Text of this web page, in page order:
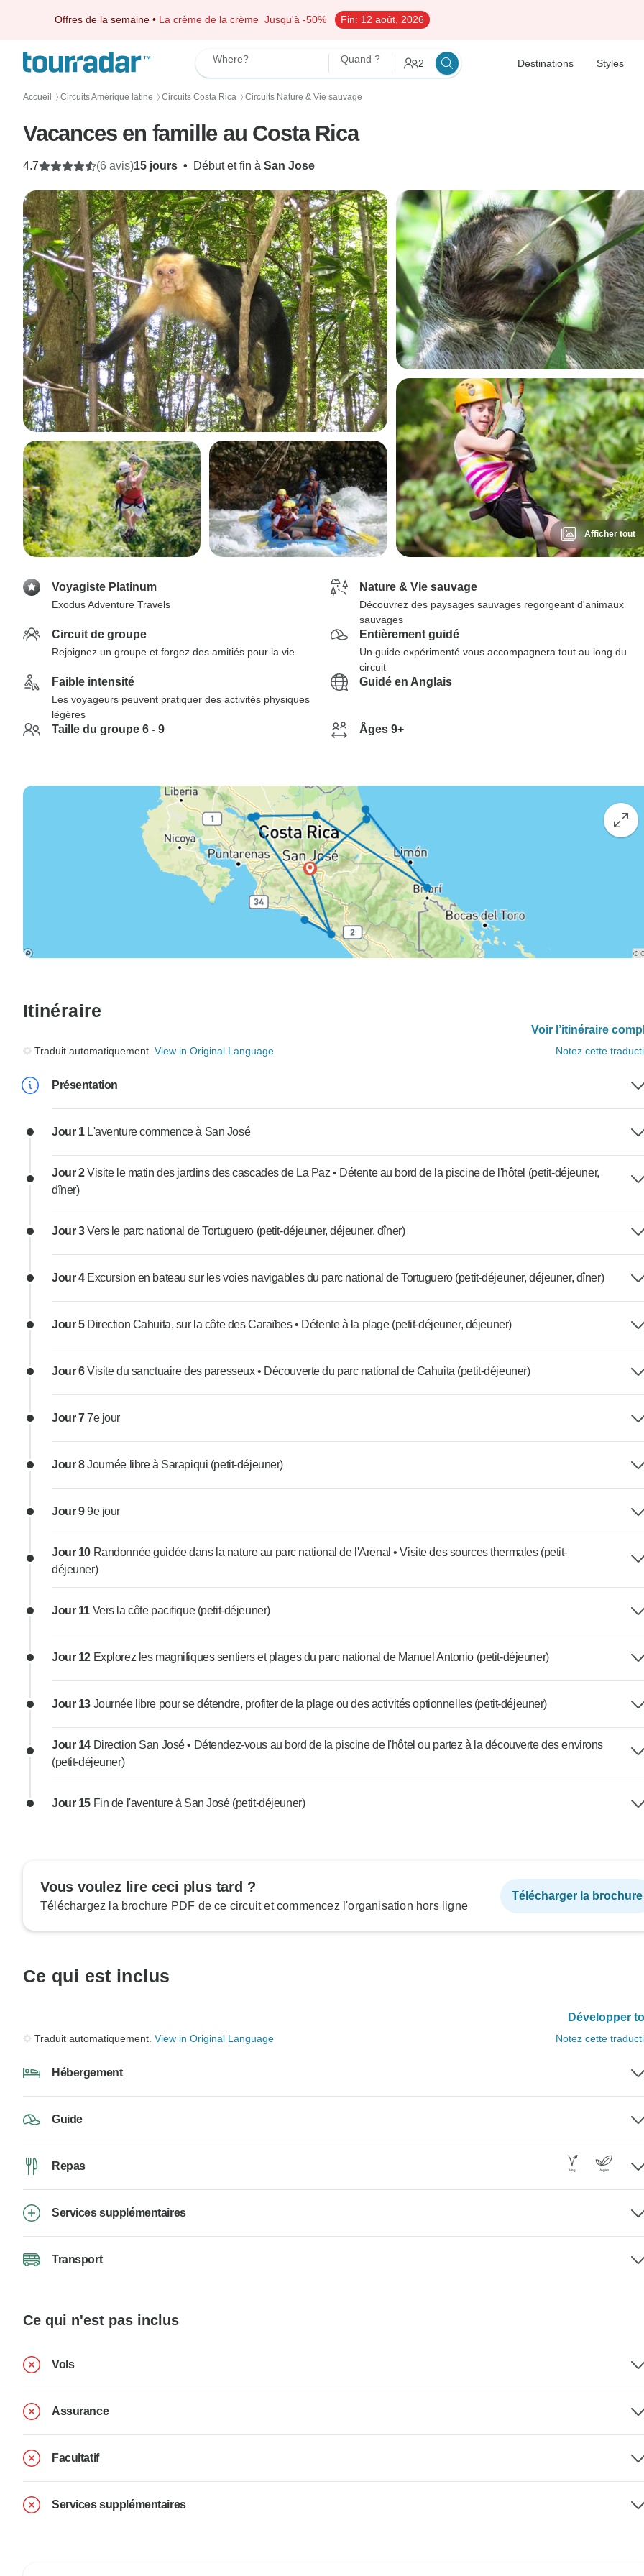
Offres de la semaine • La crème de la crème Jusqu'à -50% Fin: 12 août, 2026
Where? Quand ? 2 Destinations Styles
Accueil 〉 Circuits Amérique latine 〉 Circuits Costa Rica 〉 Circuits Nature & Vie sauvage
Vacances en famille au Costa Rica
15 jours • Début et fin à San Jose
4.7 (6 avis)
Afficher tout
Voyagiste Platinum
Exodus Adventure Travels
Nature & Vie sauvage
Découvrez des paysages sauvages regorgeant d'animaux
sauvages
Circuit de groupe
Rejoignez un groupe et forgez des amitiés pour la vie
Entièrement guidé
Un guide expérimenté vous accompagnera tout au long du
circuit
Faible intensité
Les voyageurs peuvent pratiquer des activités physiques
légères
Guidé en Anglais
Taille du groupe 6 - 9 Âges 9+
Itinéraire
Voir l’itinéraire
Traduit automatiquement. View in Original Language Notez cette
Présentation
Jour 1 L'aventure commence à San José
Jour 2Visite le matin des jardins des cascades de La Paz • Détente au bord de la piscine de l'hôtel (petit-déjeuner,
dîner)
Jour 3Vers le parc national de Tortuguero (petit-déjeuner, déjeuner, dîner)
Jour 4 Excursion en bateau sur les voies navigables du parc national de Tortuguero (petit-déjeuner, déjeuner, dîner)
Jour 5 Direction Cahuita, sur la côte des Caraïbes • Détente à la plage (petit-déjeuner, déjeuner)
Jour 6Visite du sanctuaire des paresseux • Découverte du parc national de Cahuita (petit-déjeuner)
Jour 7 7e jour
Jour 8Journée libre à Sarapiqui (petit-déjeuner)
Jour 99e jour
Jour 10 Randonnée guidée dans la nature au parc national de l'Arenal • Visite des sources thermales (petit-
déjeuner)
Jour 11 Vers la côte pacifique (petit-déjeuner)
Jour 12 Explorez les magnifiques sentiers et plages du parc national de Manuel Antonio (petit-déjeuner)
Jour 13 Journée libre pour se détendre, profiter de la plage ou des activités optionnelles (petit-déjeuner)
Jour 14 Direction San José • Détendez-vous au bord de la piscine de l'hôtel ou partez à la découverte des environs
(petit-déjeuner)
Jour 15 Fin de l'aventure à San José (petit-déjeuner)
Vous voulez lire ceci plus tard ?
Téléchargez la brochure PDF de ce circuit et commencez l'organisation hors ligne
Télécharger la brochure
Ce qui est inclus
Développer
Traduit automatiquement. View in Original Language Notez cette
Hébergement
Guide
Repas
Services supplémentaires
Transport
Ce qui n'est pas inclus
Vols
Assurance
Facultatif
Services supplémentaires